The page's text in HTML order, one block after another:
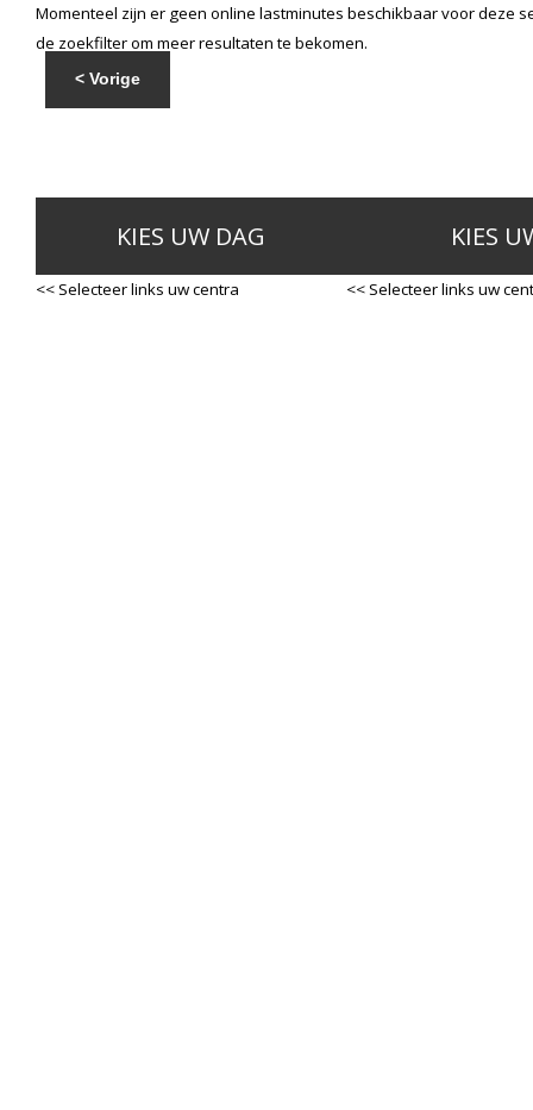
Momenteel zijn er geen online lastminutes beschikbaar voor deze
de zoekfilter om meer resultaten te bekomen.
< Vorige
KIES UW DAG
<< Selecteer links uw centra
KIES
<< Selecteer links uw